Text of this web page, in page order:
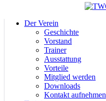
Der Verein
Geschichte
Vorstand
Trainer
Ausstattung
Vorteile
Mitglied werden
Downloads
Kontakt aufnehmen